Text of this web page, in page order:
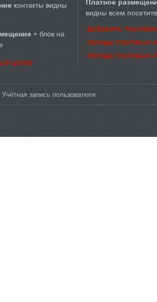
контакты видны
+ блок на
центр
Платное
видны всем
Добавить
Аренда торговых
Аренда торговых
Учётная запись пользователя